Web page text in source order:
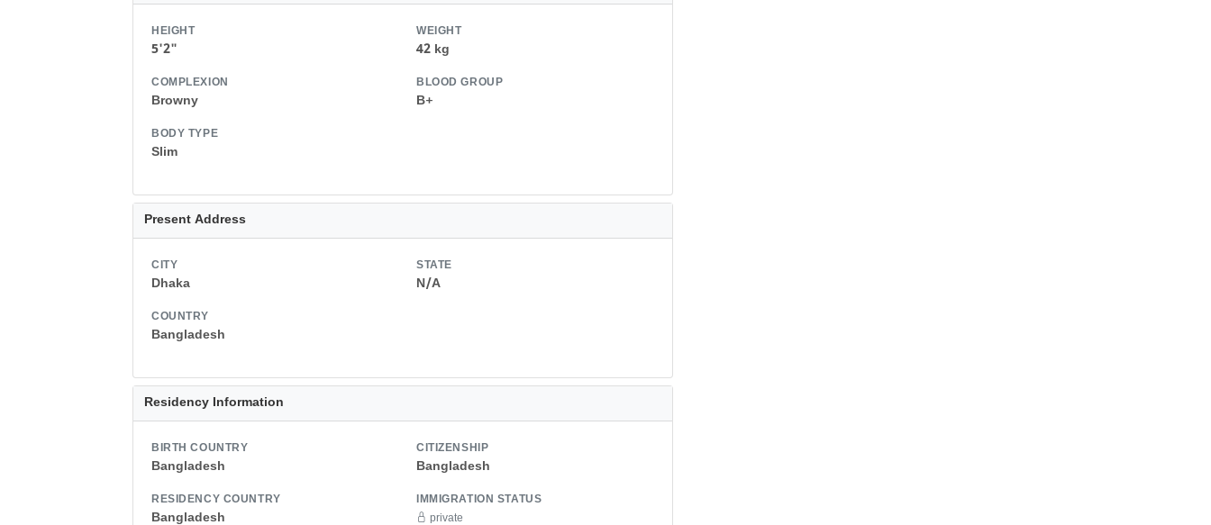
HEIGHT
5'2"
WEIGHT
42 kg
COMPLEXION
Browny
BLOOD GROUP
B+
BODY TYPE
Slim
Present Address
CITY
Dhaka
STATE
N/A
COUNTRY
Bangladesh
Residency Information
BIRTH COUNTRY
Bangladesh
CITIZENSHIP
Bangladesh
RESIDENCY COUNTRY
Bangladesh
IMMIGRATION STATUS
private